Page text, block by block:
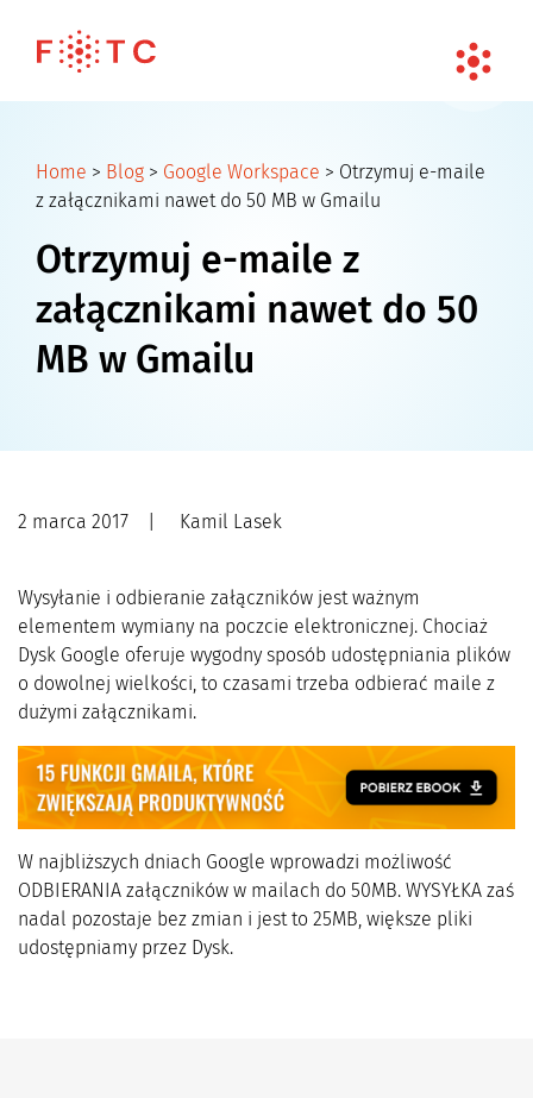
Home > Blog > Google Workspace > Otrzymuj e-maile
z załącznikami nawet do 50 MB w Gmailu
Otrzymuj e-maile z
załącznikami nawet do 50
MB w Gmailu
2 marca 2017 Kamil Lasek
Wysyłanie i odbieranie załączników jest ważnym
elementem wymiany na poczcie elektronicznej. Chociaż
Dysk Google oferuje wygodny sposób udostępniania plików
o dowolnej wielkości, to czasami trzeba odbierać maile z
dużymi załącznikami.
W najbliższych dniach Google wprowadzi możliwość
ODBIERANIA załączników w mailach do 50MB. WYSYŁKA zaś
nadal pozostaje bez zmian i jest to 25MB, większe pliki
udostępniamy przez Dysk.